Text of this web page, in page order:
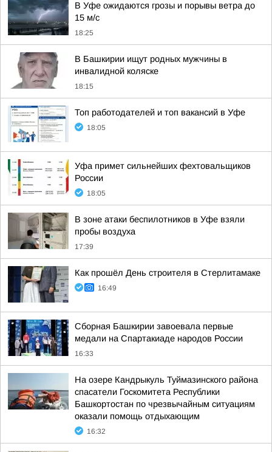
В Уфе ожидаются грозы и порывы ветра до
15 м/с
18:25
В Башкирии ищут родных мужчины в
инвалидной коляске
18:15
Топ работодателей и топ вакансий в Уфе
18:05
Уфа примет сильнейших фехтовальщиков
России
18:05
В зоне атаки беспилотников в Уфе взяли
пробы воздуха
17:39
Как прошёл День строителя в Стерлитамаке
16:49
Сборная Башкирии завоевала первые
медали на Спартакиаде народов России
16:33
На озере Кандрыкуль Туймазинского района
спасатели Госкомитета Республики
Башкортостан по чрезвычайным ситуациям
оказали помощь отдыхающим
16:32